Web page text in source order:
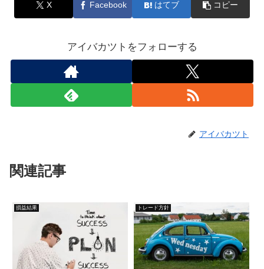
X Facebook はてブ コピー
アイバカツトをフォローする
アイバカツト
関連記事
損益結果 トレード方針